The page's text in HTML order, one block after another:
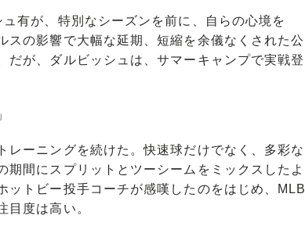
有が、特別なシーズンを前に、自らの心境を
スの影響で大幅な延期、短縮を余儀なくされた公
が、ダルビッシュは、サマーキャンプで実戦登
ーニングを続けた。快速球だけでなく、多彩な
間にスプリットとツーシームをミックスしたよ
ットビー投手コーチが感嘆したのをはじめ、MLB
目度は高い。